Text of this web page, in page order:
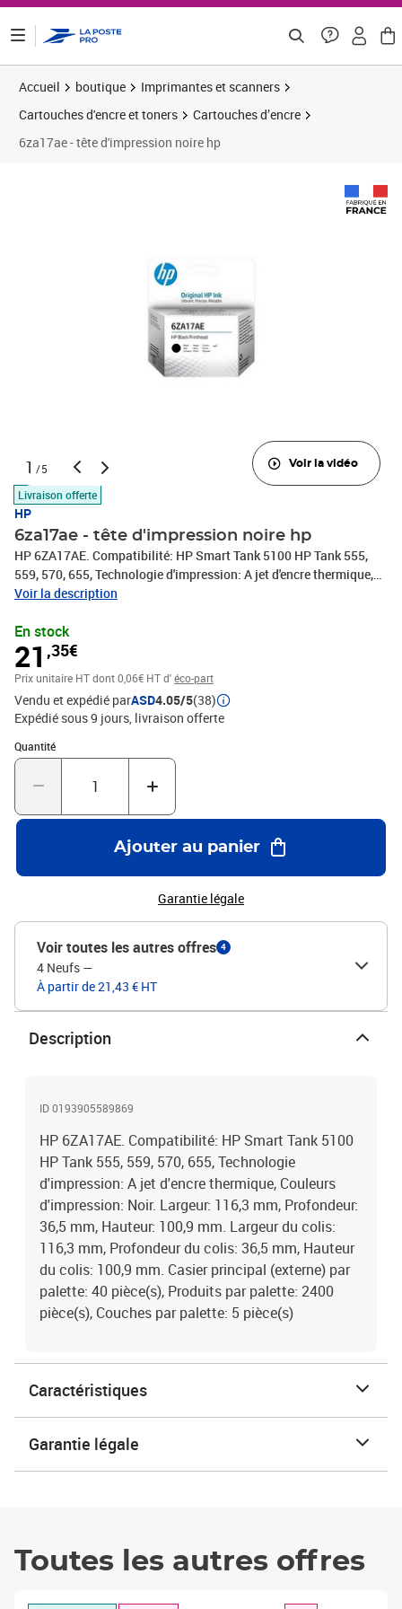
Accueil boutique
Imprimantes et scanners
Cartouches d'encre et toners
Cartouches d’encre
6za17ae - tête d'impression noire hp
Voir la vidéo
1 /5
Livraison offerte
HP
6za17ae - tête d'impression noire hp
HP 6ZA17AE. Compatibilité: HP Smart Tank 5100 HP Tank 555,
559, 570, 655, Technologie d'impression: A jet d'encre thermique,
Couleurs d'impression: Noir. Largeur: 116,3 mm, Profondeur: 36,5
du colis: 36,5 mm, Hauteur du colis: 100,9 mm. Casier principal
(externe) par palette: 40 pièce(s), Produits par palette: 2400
pièce(s), Couches par palette: 5 pièce(s)
Voir la description
En stock
21 ,35€
Prix unitaire HTdont 0,06€ HT d'éco-part
Vendu et expédié parASD4.05/5(38)
Expédié sous 9 jours livraison offerte
Quantité
Quantité : 1
Ajouter au panier
Garantie légale
Voir toutes les autres offres 4
4 Neufs —
À partir de 21,43 € HT
Description
ID 0193905589869
HP 6ZA17AE. Compatibilité: HP Smart Tank 5100
HP Tank 555, 559, 570, 655, Technologie
d'impression: A jet d'encre thermique, Couleurs
d'impression: Noir. Largeur: 116,3 mm, Profondeur:
36,5 mm, Hauteur: 100,9 mm. Largeur du colis:
116,3 mm, Profondeur du colis: 36,5 mm, Hauteur
du colis: 100,9 mm. Casier principal (externe) par
palette: 40 pièce(s), Produits par palette: 2400
pièce(s), Couches par palette: 5 pièce(s)
Caractéristiques
Garantie légale
Toutes les autres offres